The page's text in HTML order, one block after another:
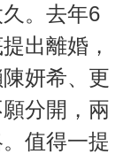
。去年6
出離婚，
妍希、更
分開，兩
值得一提